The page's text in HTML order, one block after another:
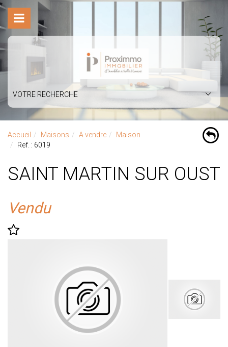
VOTRE RECHERCHE
Accueil Maisons A vendre
Maison
Ref. : 6019
SAINT MARTIN SUR OUST
Vendu